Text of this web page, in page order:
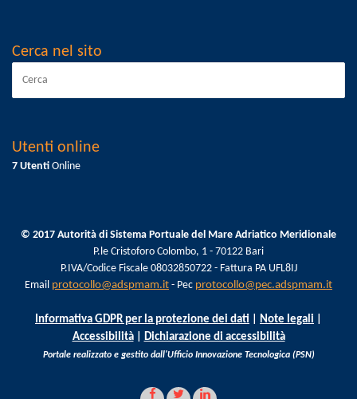
Cerca nel sito
Utenti online
7 Utenti Online
© 2017 Autorità di Sistema Portuale del Mare Adriatico Meridionale
P.le Cristoforo Colombo, 1 - 70122 Bari
P.IVA/Codice Fiscale 08032850722 - Fattura PA UFL8IJ
Email protocollo@adspmam.it - Pec protocollo@pec.adspmam.it
Informativa GDPR per la protezione dei dati Note legali
Accessibilità| Dichiarazione di accessibilità
Portale realizzato e gestito dall'Ufficio Innovazione Tecnologica (PSN)